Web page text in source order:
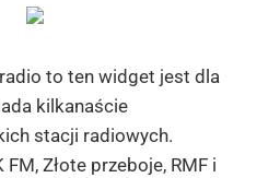
to ten widget jest dla
kilkanaście
stacji radiowych.
Złote przeboje, RMF i